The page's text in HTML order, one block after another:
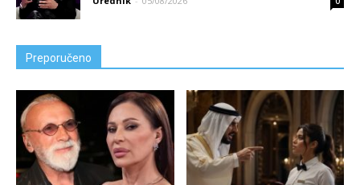
Preporučeno